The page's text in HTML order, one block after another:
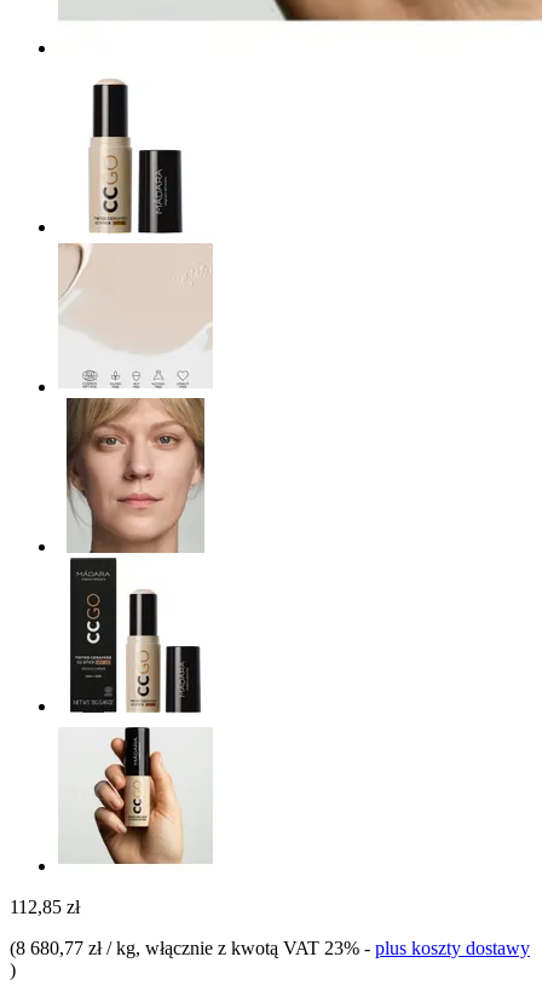
112,85 zł
(8 680,77 zł / kg, włącznie z kwotą VAT 23% - plus koszty dostawy
)